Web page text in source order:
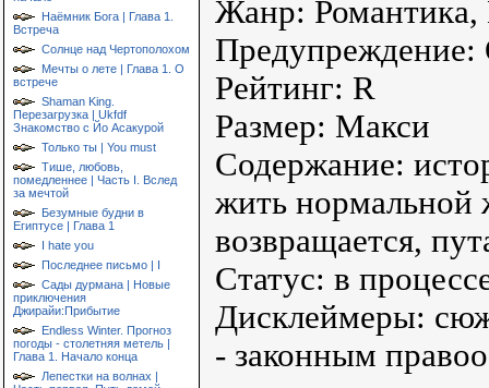
Наёмник Бога | Глава 1.
Встреча
Солнце над Чертополохом
Мечты о лете | Глава 1. О
встрече
Shaman King.
Перезагрузка | Ukfdf
Знакомство с Йо Асакурой
Только ты | You must
Тише, любовь,
помедленнее | Часть I. Вслед
за мечтой
Безумные будни в
Египтусе | Глава 1
I hate you
Последнее письмо | I
Сады дурмана | Новые
приключения
Джирайи:Прибытие
Endless Winter. Прогноз
погоды - столетняя метель |
Глава 1. Начало конца
Лепестки на волнах |
Жанр:
Рейтинг: R
Размер: Макси
Содержание:
жить
возвращается,
Статус: в
Дисклеймеры:
- законным